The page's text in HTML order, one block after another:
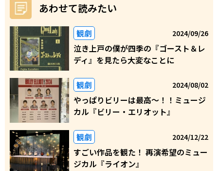
あわせて読みたい
観劇 2024/09/26
泣き上戸の僕が四季の『ゴースト＆レ
ディ』を見たら大変なことに
観劇 2024/08/02
やっぱりビリーは最高～！！ミュージ
カル『ビリー・エリオット』
観劇 2024/12/22
すごい作品を観た！ 再演希望のミュー
ジカル『ライオン』